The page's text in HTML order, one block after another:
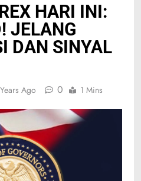
HARI INI:
JELANG
DAN SINYAL
Ago 0 1 Mins